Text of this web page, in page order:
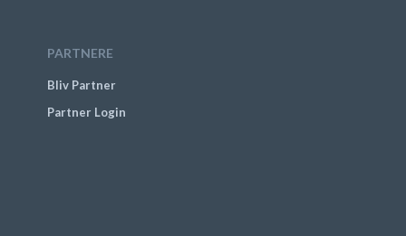
PARTNERE
Bliv Partner
Partner Login